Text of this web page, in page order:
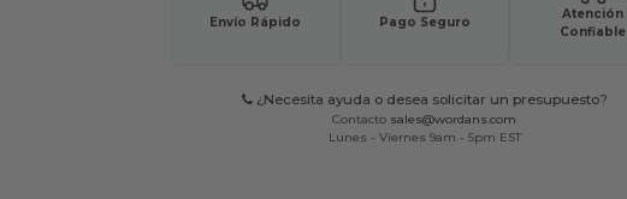
Envío Rápido Pago Seguro
Atención
Confiable
¿Necesita ayuda o desea solicitar un presupuesto?
Contacto sales@wordans.com
Lunes - Viernes 9am - 5pm EST